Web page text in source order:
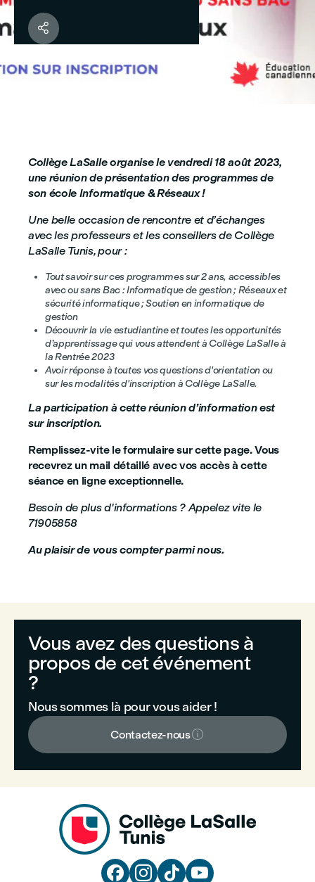

Collège LaSalle organise le vendredi 18 août 2023,
une réunion de présentation des programmes de
son école Informatique & Réseaux !
Une belle occasion de rencontre et d’échanges
avec les professeurs et les conseillers de Collège
LaSalle Tunis, pour :
Tout savoir sur ces programmes sur 2 ans, accessibles
avec ou sans Bac : Informatique de gestion ; Réseaux et
sécurité informatique ; Soutien en informatique de
gestion
Découvrir la vie estudiantine et toutes les opportunités
d’apprentissage qui vous attendent à Collège LaSalle à
la Rentrée 2023
Avoir réponse à toutes vos questions d'orientation ou
sur les modalités d'inscription à Collège LaSalle.
La participation à cette réunion d’information est
sur inscription.
Remplissez-vite le formulaire sur cette page. Vous
recevrez un mail détaillé avec vos accès à cette
séance en ligne exceptionnelle.
Besoin de plus d'informations ? Appelez vite le
71905858
Au plaisir de vous compter parmi nous.
Vous avez des questions à
propos de cet événement
?
Nous sommes là pour vous aider !
Contactez-nous
   